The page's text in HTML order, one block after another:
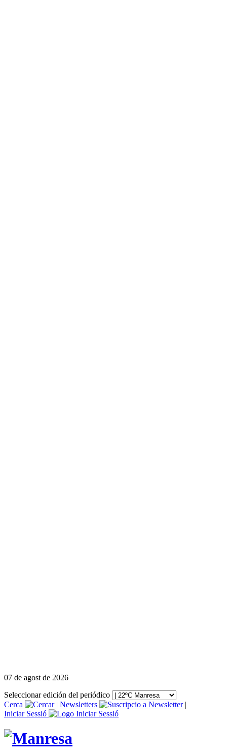
07 de agost de 2026
Seleccionar edición del periódico
Cerca
| Newsletters
|
Iniciar Sessió